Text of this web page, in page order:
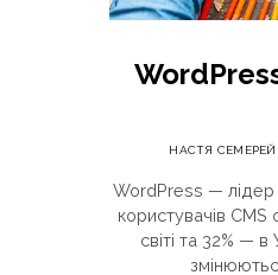
НАСТЯ СЕМЕРЕЙ
WordPress — лідер
користувачів
світі та 32% — в